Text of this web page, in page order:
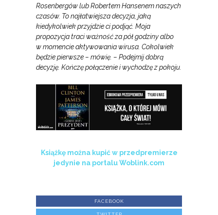
Rosenbergów lub Robertem Hansenem naszych
czasów. To najłatwiejsza decyzja, jaką
kiedykolwiek przyjdzie ci podjąć. Moja
propozycja traci ważność za pół godziny albo
w momencie aktywowania wirusa. Cokolwiek
będzie pierwsze – mówię. – Podejmij dobrą
decyzję. Kończę połączenie i wychodzę z pokoju.
Książkę można kupić w przedpremierze
jedynie na portalu Woblink.com
FACEBOOK